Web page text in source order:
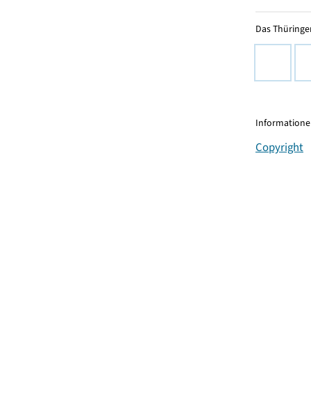
Das
Copyright